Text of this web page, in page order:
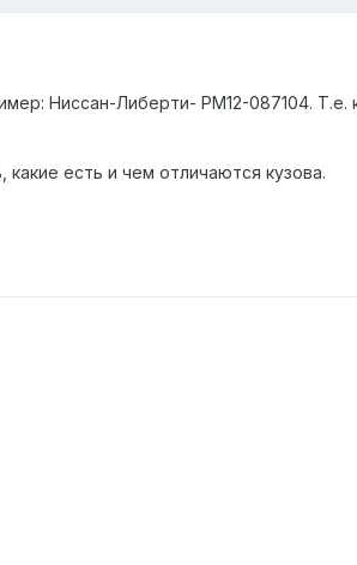
Ниссан-Либерти- PM12-087104. Т.е.
есть и чем отличаются кузова.